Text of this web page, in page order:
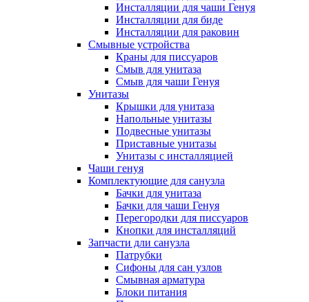
Инсталляции для чаши Генуя
Инсталляции для биде
Инсталляции для раковин
Смывные устройства
Краны для писсуаров
Смыв для унитаза
Смыв для чаши Генуя
Унитазы
Крышки для унитаза
Напольные унитазы
Подвесные унитазы
Приставные унитазы
Унитазы с инсталляцией
Чаши генуя
Комплектующие для санузла
Бачки для унитаза
Бачки для чаши Генуя
Перегородки для писсуаров
Кнопки для инсталляций
Запчасти дли санузла
Патрубки
Сифоны для сан узлов
Смывная арматура
Блоки питания